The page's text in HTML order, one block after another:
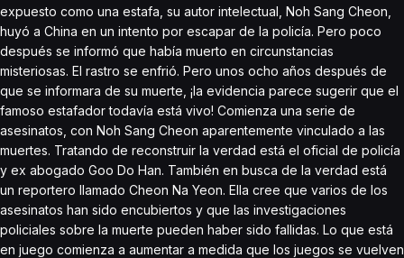
expuesto como una estafa, su autor intelectual, Noh Sang Cheon,
huyó a China en un intento por escapar de la policía. Pero poco
después se informó que había muerto en circunstancias
misteriosas. El rastro se enfrió. Pero unos ocho años después de
que se informara de su muerte, ¡la evidencia parece sugerir que el
famoso estafador todavía está vivo! Comienza una serie de
asesinatos, con Noh Sang Cheon aparentemente vinculado a las
muertes. Tratando de reconstruir la verdad está el oficial de policía
y ex abogado Goo Do Han. También en busca de la verdad está
un reportero llamado Cheon Na Yeon. Ella cree que varios de los
asesinatos han sido encubiertos y que las investigaciones
policiales sobre la muerte pueden haber sido fallidas. Lo que está
en juego comienza a aumentar a medida que los juegos se vuelven